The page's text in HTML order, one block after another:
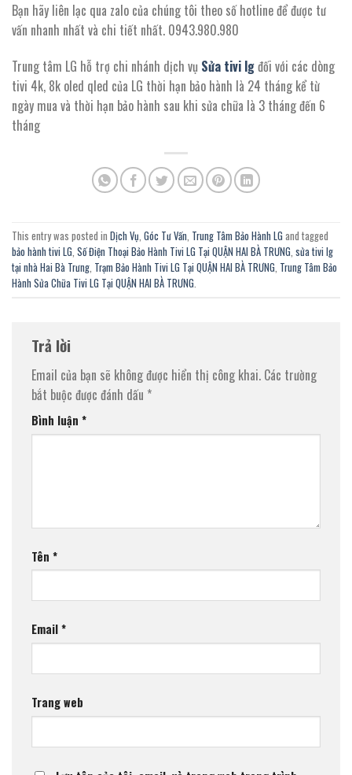
Bạn hãy liên lạc qua zalo của chúng tôi theo số hotline để được tư
vấn nhanh nhất và chi tiết nhất. 0943.980.980
Trung tâm LG hỗ trợ chi nhánh dịch vụ Sửa tivi lgđối với các dòng
tivi 4k, 8k oled qled của LG thời hạn bảo hành là 24 tháng kể từ
ngày mua và thời hạn bảo hành sau khi sửa chữa là 3 tháng đến 6
tháng
This entry was posted in Dịch Vụ Góc Tư Vấn Trung Tâm Bảo Hành LG and tagged
bảo hành tivi LG Số Điện Thoại Bảo Hành Tivi LG Tại QUẬN HAI BÀ TRƯNG sửa tivi lg
tại nhà Hai Bà Trưng Trạm Bảo Hành Tivi LG Tại QUẬN HAI BÀ TRƯNG Trung Tâm Bảo
Hành Sửa Chữa Tivi LG Tại QUẬN HAI BÀ TRƯNG
Trả lời
Email của bạn sẽ không được hiển thị công khai. Các trường
bắt buộc được đánh dấu *
Bình luận *
Tên *
Email*
Trang web